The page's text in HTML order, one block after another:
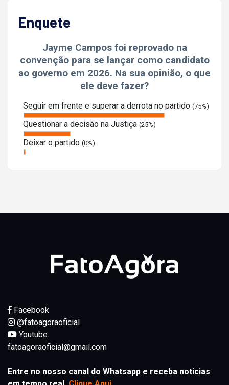
Enquete
Jayme Campos foi reprovado na
convenção para se lançar como candidato
ao governo em 2026. Na sua opinião, o que
ele deve fazer?
Seguir em frente e superar a derrota no partido (75%)
Questionar a decisão na Justiça (25%)
Deixar o partido (0%)
Facebook
@fatoagoraoficial
Youtube
fatoagoraoficial@gmail.com
Entre no nosso canal do Whatsapp e receba noticias